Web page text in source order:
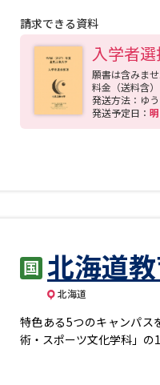
ス」「機械・エネルギー」
門科目を学ぶことになり
ト）を3年次に設定しま
次の卒業研究を通して学
軟なカリキュラムが編成
請求できる資料
入学者
願書は含みませ
料金（送料含
発送方法：ゆ
発送予定日：
北海道
北海道
特色ある5つのキャンパス
術・スポーツ文化学科」の